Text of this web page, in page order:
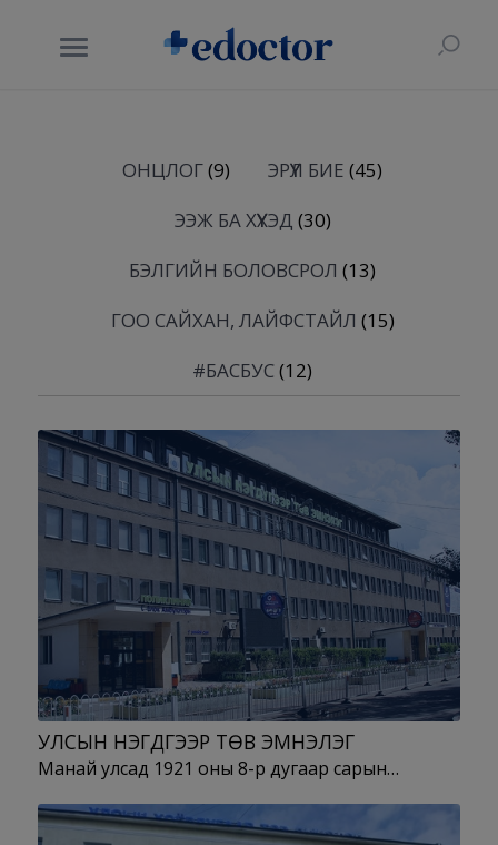
ОНЦЛОГ(9) ЭРҮҮЛ БИЕ (45)
ЭЭЖ БА ХҮҮХЭД (30)
БЭЛГИЙН БОЛОВСРОЛ (13)
ГОО САЙХАН, ЛАЙФСТАЙЛ (15)
#БАСБУС(12)
УЛСЫН НЭГДҮГЭЭР ТӨВ ЭМНЭЛЭГ
Манай улсад 1921 оны 8-р дугаар сарын…